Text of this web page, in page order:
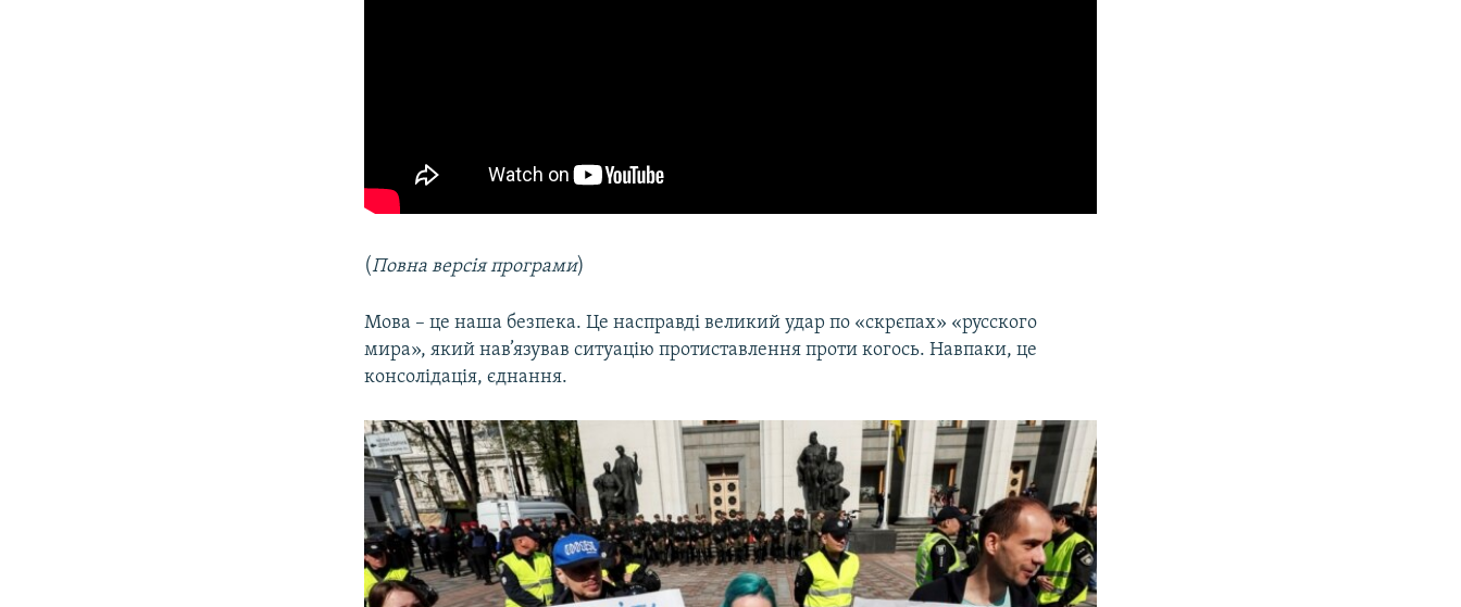
(Повна версія програми)
Мова – це наша безпека. Це насправді великий удар по «скрєпах» «русского
мира», який нав’язував ситуацію протиставлення проти когось. Навпаки, це
консолідація, єднання.